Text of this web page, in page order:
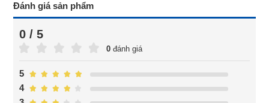
Đánh giá sản phẩm
0 / 5
0 đánh giá
4
5